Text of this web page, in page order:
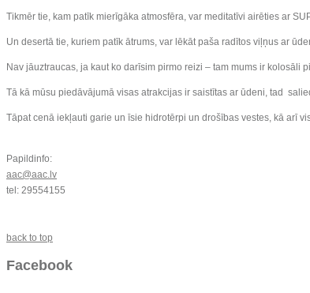
Tikmēr tie, kam patīk mierīgāka atmosfēra, var meditatīvi airēties ar
Un desertā tie, kuriem patīk ātrums, var lēkāt paša radītos viļņus ar
Nav jāuztraucas, ja kaut ko darīsim pirmo reizi – tam mums ir
Tā kā mūsu piedāvājumā visas atrakcijas ir saistītas ar ūdeni, tad
Tāpat cenā iekļauti garie un īsie hidrotērpi un drošības vestes, kā arī
Papildinfo:
aac@aac.lv
tel: 29554155
back to top
Facebook